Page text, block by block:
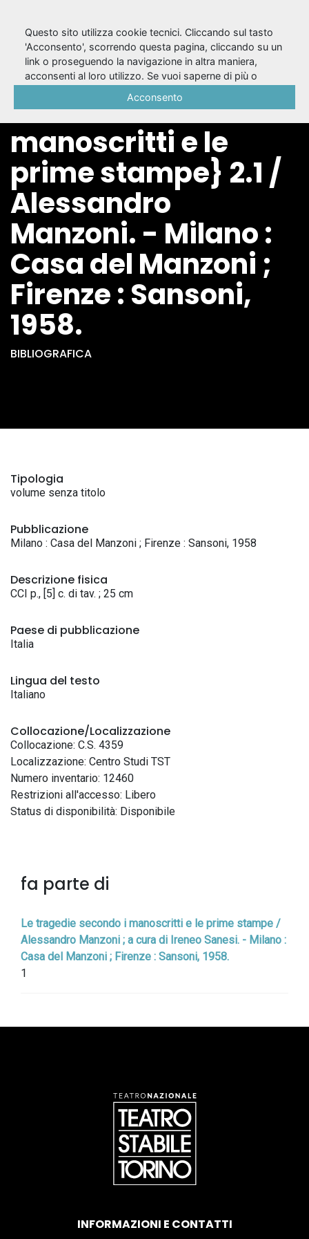
{Le tragedie
secondo i
manoscritti e le
prime stampe} 2.1 /
Alessandro
Manzoni. - Milano :
Casa del Manzoni ;
Firenze : Sansoni,
1958.
BIBLIOGRAFICA
Tipologia
volume senza titolo
Pubblicazione
Milano : Casa del Manzoni ; Firenze : Sansoni, 1958
Descrizione fisica
CCI p., [5] c. di tav. ; 25 cm
Paese di pubblicazione
Italia
Lingua del testo
Italiano
Collocazione/Localizzazione
Collocazione: C.S. 4359
Localizzazione: Centro Studi TST
Numero inventario: 12460
Restrizioni all'accesso: Libero
Status di disponibilità: Disponibile
fa parte di
Le tragedie secondo i manoscritti e le prime stampe /
Alessandro Manzoni ; a cura di Ireneo Sanesi. - Milano :
Casa del Manzoni ; Firenze : Sansoni, 1958.
1
INFORMAZIONI E CONTATTI
Questo sito utilizza cookie tecnici. Cliccando sul tasto
'Acconsento', scorrendo questa pagina, cliccando su un
link o proseguendo la navigazione in altra maniera,
acconsenti al loro utilizzo. Se vuoi saperne di più o
Acconsento